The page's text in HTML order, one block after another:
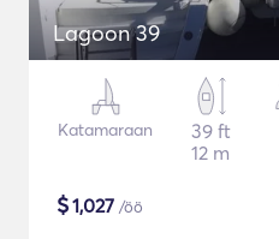
Lagoon 39
Katamaraan
39 ft
12 m
$1,027 /öö